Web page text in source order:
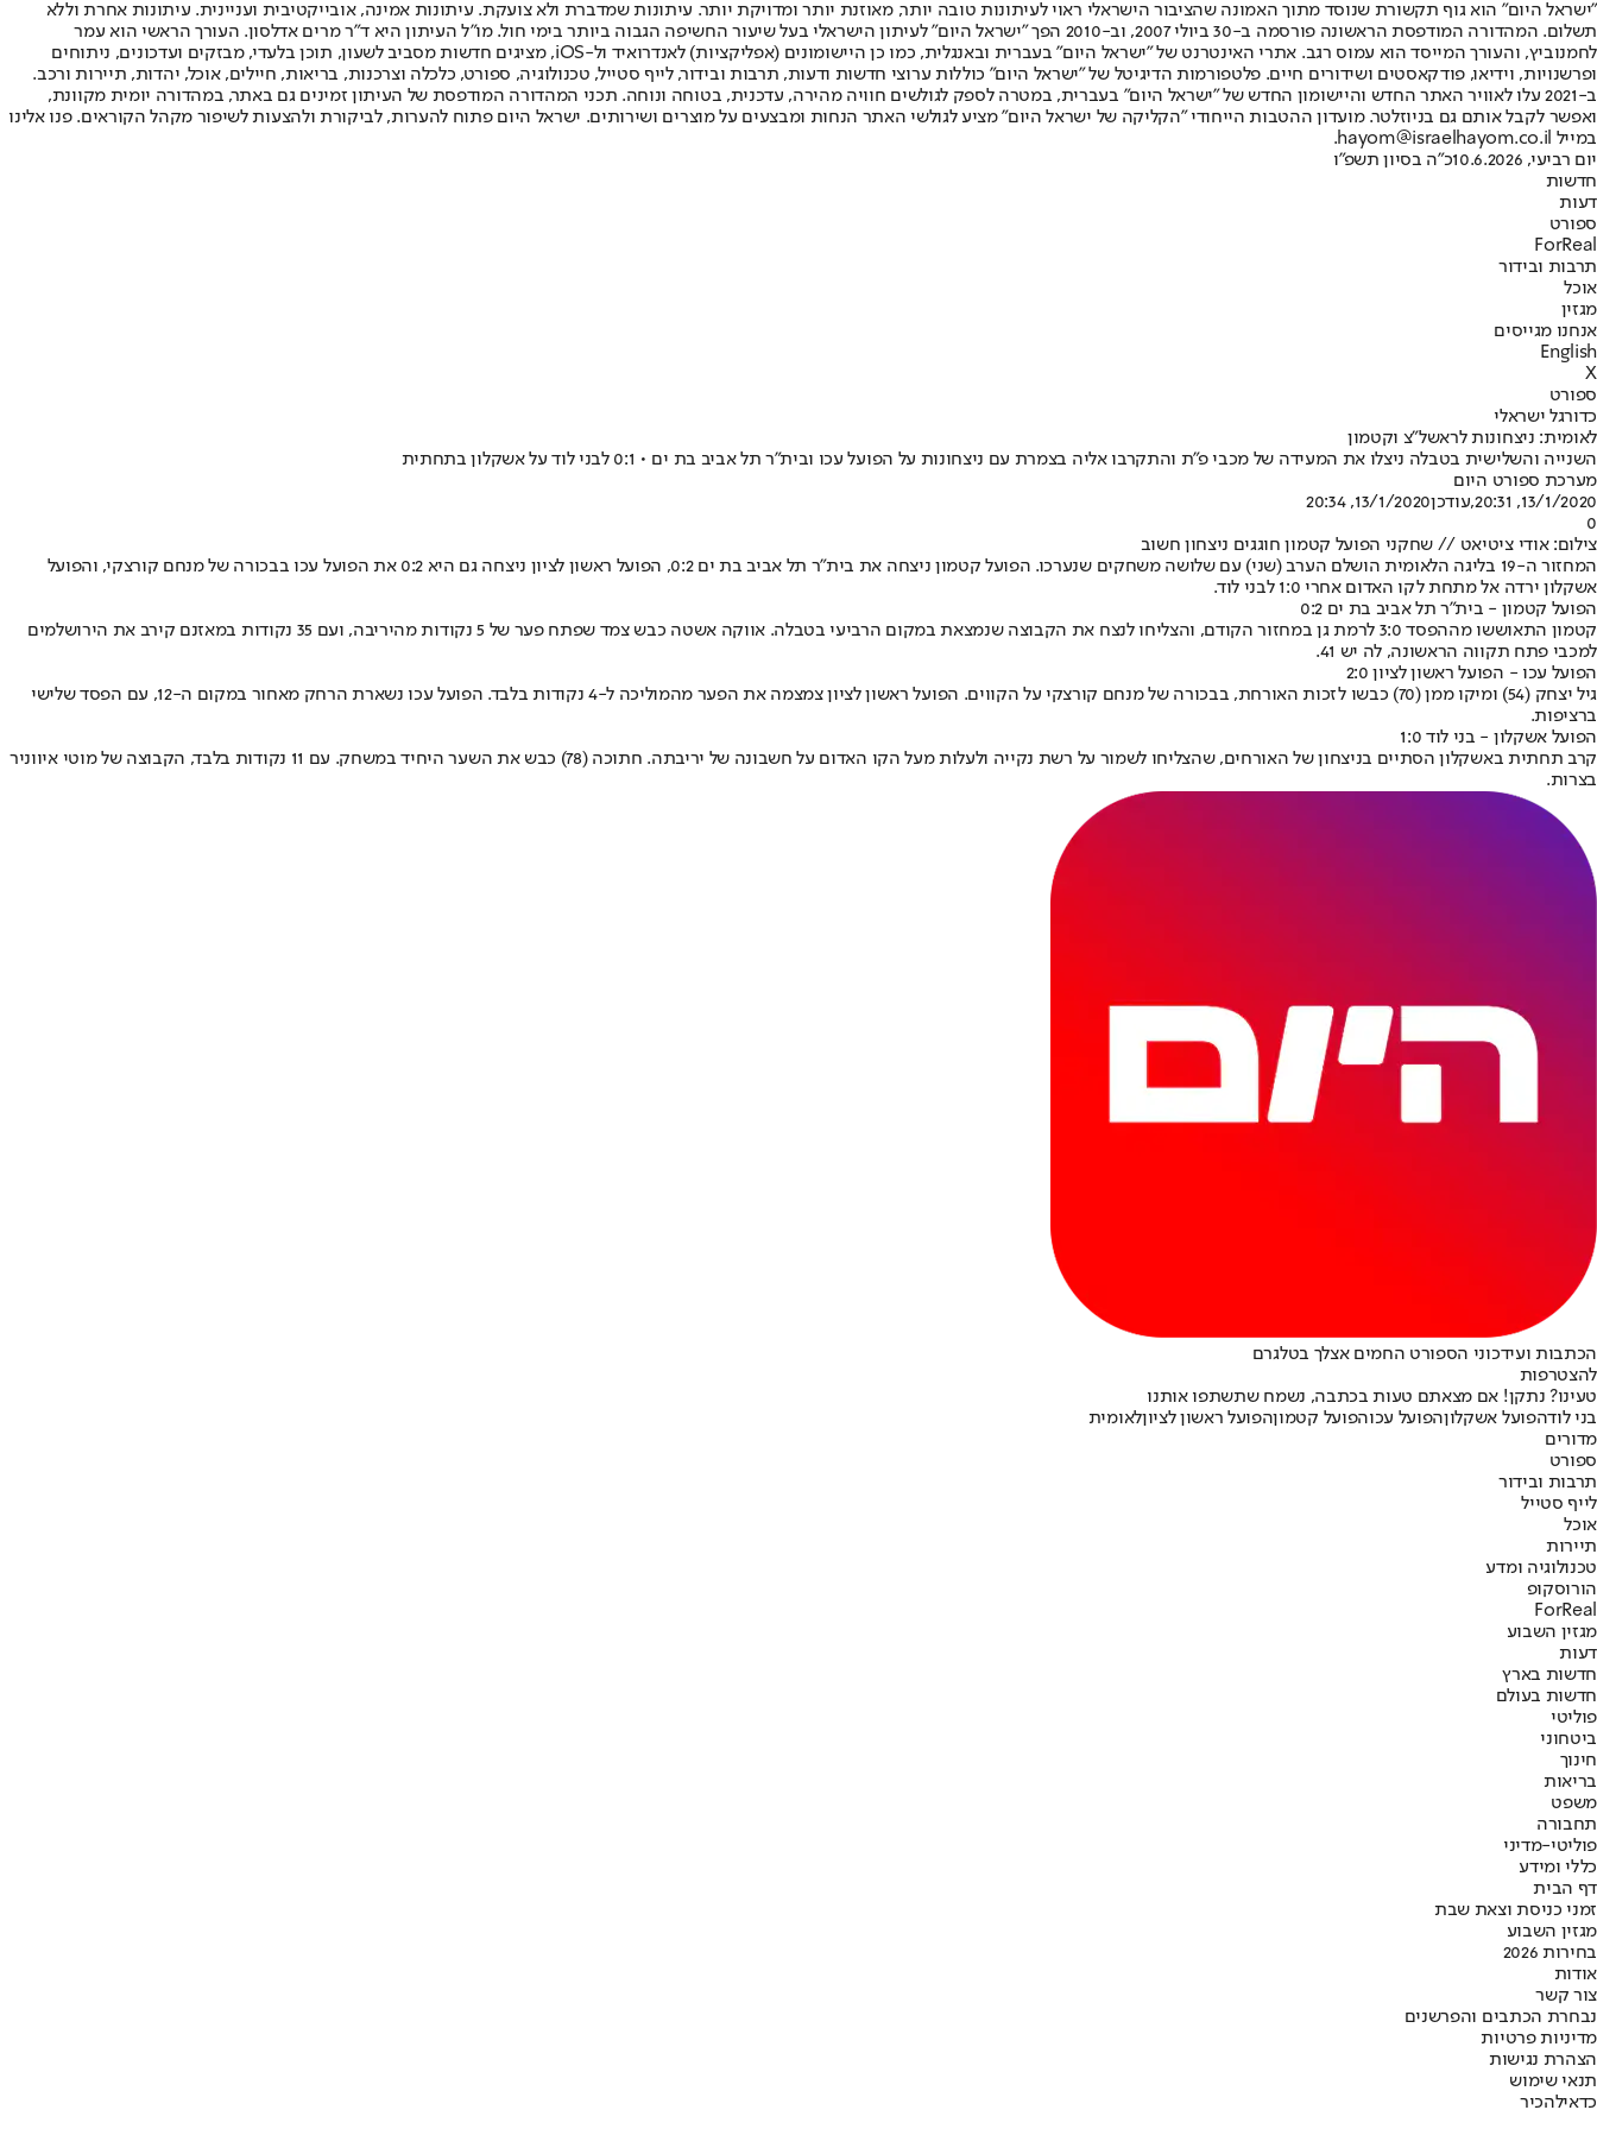
"ישראל היום" הוא גוף תקשורת שנוסד מתוך האמונה שהציבור הישראלי ראוי לעיתונות טובה יותר, מאוזנת יותר ומדויקת יותר. עיתונות שמדברת ולא צועקת. עיתונות אמינה, אובייקטיבית ועניינית. עיתונות אחרת וללא
תשלום. המהדורה המודפסת הראשונה פורסמה ב-30 ביולי 2007, וב-2010 הפך "ישראל היום" לעיתון הישראלי בעל שיעור החשיפה הגבוה ביותר בימי חול. מו"ל העיתון היא ד"ר מרים אדלסון. העורך הראשי הוא עמר
לחמנוביץ, והעורך המייסד הוא עמוס רגב. אתרי האינטרנט של "ישראל היום" בעברית ובאנגלית, כמו כן היישומונים (אפליקציות) לאנדרואיד ול-iOS, מציגים חדשות מסביב לשעון, תוכן בלעדי, מבזקים ועדכונים, ניתוחים
ופרשנויות, וידיאו, פודקאסטים ושידורים חיים. פלטפורמות הדיגיטל של "ישראל היום" כוללות ערוצי חדשות ודעות, תרבות ובידור, לייף סטייל, טכנולוגיה, ספורט, כלכלה וצרכנות, בריאות, חיילים, אוכל, יהדות, תיירות ורכב.
ב-2021 עלו לאוויר האתר החדש והיישומון החדש של "ישראל היום" בעברית, במטרה לספק לגולשים חוויה מהירה, עדכנית, בטוחה ונוחה. תכני המהדורה המודפסת של העיתון זמינים גם באתר, במהדורה יומית מקוונת,
ואפשר לקבל אותם גם בניוזלטר. מועדון ההטבות הייחודי "הקליקה של ישראל היום" מציע לגולשי האתר הנחות ומבצעים על מוצרים ושירותים. ישראל היום פתוח להערות, לביקורת ולהצעות לשיפור מקהל הקוראים. פנו אלינו
במייל hayom@israelhayom.co.il.
יום רביעי, 10.6.2026
כ"ה בסיון תשפ"ו
חדשות
דעות
ספורט
ForReal
תרבות ובידור
אוכל
מגזין
אנחנו מגייסים
English
X
ספורט
כדורגל ישראלי
לאומית: ניצחונות לראשל"צ וקטמון
השנייה והשלישית בטבלה ניצלו את המעידה של מכבי פ"ת והתקרבו אליה בצמרת עם ניצחונות על הפועל עכו ובית"ר תל אביב בת ים • 0:1 לבני לוד על אשקלון בתחתית
מערכת ספורט היום
13/1/2020, 20:31
,עודכן13/1/2020, 20:34
0
צילום: אודי ציטיאט // שחקני הפועל קטמון חוגגים ניצחון חשוב
המחזור ה-19 בליגה הלאומית הושלם הערב (שני) עם שלושה משחקים שנערכו. הפועל קטמון ניצחה את בית"ר תל אביב בת ים 0:2, הפועל ראשון לציון ניצחה גם היא 0:2 את הפועל עכו בבכורה של מנחם קורצקי, והפועל
אשקלון ירדה אל מתחת לקו האדום אחרי 1:0 לבני לוד.
הפועל קטמון - בית"ר תל אביב בת ים 0:2
קטמון התאוששו מההפסד 3:0 לרמת גן במחזור הקודם, והצליחו לנצח את הקבוצה שנמצאת במקום הרביעי בטבלה. אווקה אשטה כבש צמד שפתח פער של 5 נקודות מהיריבה, ועם 35 נקודות במאזנם קירב את הירושלמים
למכבי פתח תקווה הראשונה, לה יש 41.
הפועל עכו - הפועל ראשון לציון 2:0
גיל יצחק (54) ומיקו ממן (70) כבשו לזכות האורחת, בבכורה של מנחם קורצקי על הקווים. הפועל ראשון לציון צמצמה את הפער מהמוליכה ל-4 נקודות בלבד. הפועל עכו נשארת הרחק מאחור במקום ה-12, עם הפסד שלישי
ברציפות.
הפועל אשקלון - בני לוד 1:0
קרב תחתית באשקלון הסתיים בניצחון של האורחים, שהצליחו לשמור על רשת נקייה ולעלות מעל הקו האדום על חשבונה של יריבתה. חתוכה (78) כבש את השער היחיד במשחק. עם 11 נקודות בלבד, הקבוצה של מוטי איווניר
בצרות.
הכתבות ועידכוני הספורט החמים אצלך בטלגרם
להצטרפות
טעינו? נתקן! אם מצאתם טעות בכתבה, נשמח שתשתפו אותנו
בני לודהפועל אשקלוןהפועל עכוהפועל קטמוןהפועל ראשון לציוןלאומית
מדורים
ספורט
תרבות ובידור
לייף סטייל
אוכל
תיירות
טכנולוגיה ומדע
הורוסקופ
ForReal
מגזין השבוע
דעות
חדשות בארץ
חדשות בעולם
פוליטי
ביטחוני
חינוך
בריאות
משפט
תחבורה
פוליטי-מדיני
כללי ומידע
דף הבית
זמני כניסת וצאת שבת
מגזין השבוע
בחירות 2026
אודות
צור קשר
נבחרת הכתבים והפרשנים
מדיניות פרטיות
הצהרת נגישות
תנאי שימוש
כדאילהכיר